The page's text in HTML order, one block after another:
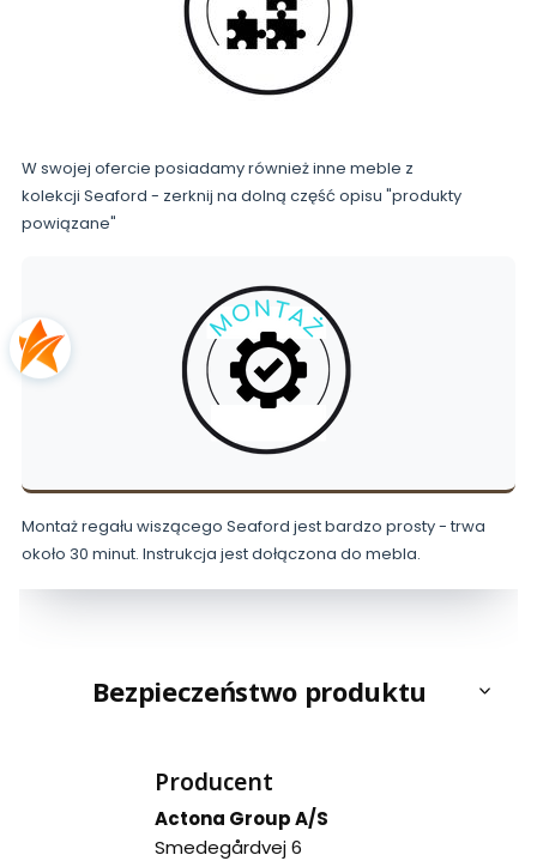
W swojej ofercie posiadamy również inne meble z
kolekcji Seaford - zerknij na dolną część opisu "produkty
powiązane"
Montaż regału wiszącego Seaford jest bardzo prosty - trwa
około 30 minut. Instrukcja jest dołączona do mebla.
Bezpieczeństwo produktu
Producent
Actona Group A/S
Smedegårdvej 6